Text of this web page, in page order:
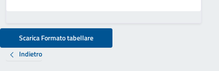
Scarica Formato tabellare
Indietro